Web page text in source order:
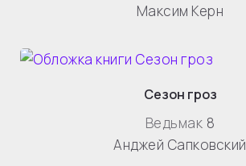
Максим Керн
Сезон гроз
Ведьмак 8
Анджей Сапковский